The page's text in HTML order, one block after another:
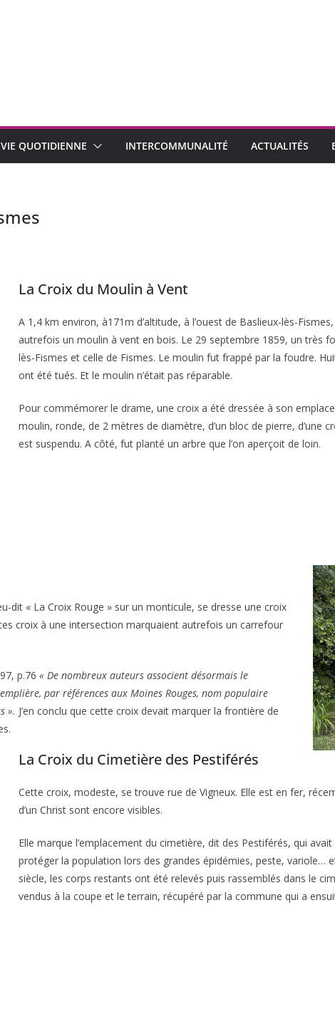
VIE QUOTIDIENNE INTERCOMMUNALITÉ ACTUALITÉS
La Croix du Moulin à Vent
A 1,4 km environ, à171m d’altitude, à l’ouest de Baslieux-lès-
autrefois un moulin à vent en bois. Le 29 septembre 1859, un très
lès-Fismes et celle de Fismes. Le moulin fut frappé par la foudre.
ont été tués. Et le moulin n’était pas réparable.
Pour commémorer le drame, une croix a été dressée à son
moulin, ronde, de 2 mètres de diamètre, d’un bloc de pierre, d’une
est suspendu. A côté, fut planté un arbre que l’on aperçoit de loin.
dit « La Croix Rouge » sur un monticule, se dresse une croix
croix à une intersection marquaient autrefois un carrefour
p.76 « De nombreux auteurs associent désormais le
par références aux Moines Rouges, nom populaire
». J’en conclu que cette croix devait marquer la frontière de
La Croix du Cimetière des Pestiférés
Cette croix, modeste, se trouve rue de Vigneux. Elle est en fer,
d’un Christ sont encore visibles.
Elle marque l’emplacement du cimetière, dit des Pestiférés, qui
protéger la population lors des grandes épidémies, peste, variole…
siècle, les corps restants ont été relevés puis rassemblés dans le
vendus à la coupe et le terrain, récupéré par la commune qui a